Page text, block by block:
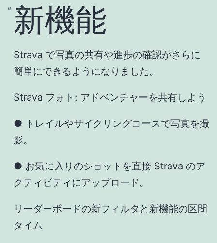
新機能
Strava で写真の共有や進歩の確認がさらに
簡単にできるようになりました。
Strava フォト: アドベンチャーを共有しよう
● トレイルやサイクリングコースで写真を撮
影。
● お気に入りのショットを直接 Strava のア
クティビティにアップロード。
リーダーボードの新フィルタと新機能の区間
タイム